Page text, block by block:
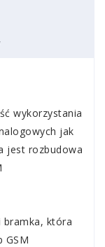
wykorzystania
jak
jest rozbudowa
bramka, która
GSM